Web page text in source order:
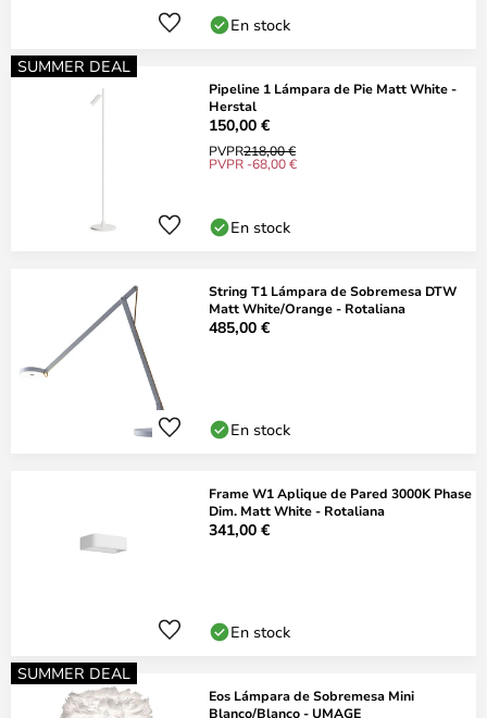
En stock
SUMMER DEAL
Pipeline 1 Lámpara de Pie Matt White -
Herstal
150,00 €
PVPR218,00 €
PVPR -68,00 €
En stock
String T1 Lámpara de Sobremesa DTW
Matt White/Orange - Rotaliana
485,00 €
En stock
Frame W1 Aplique de Pared 3000K Phase
Dim. Matt White - Rotaliana
341,00 €
En stock
SUMMER DEAL
Eos Lámpara de Sobremesa Mini
Blanco/Blanco - UMAGE